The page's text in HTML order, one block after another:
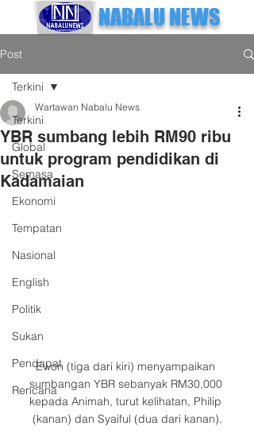
NABALU NEWS
Post
Terkini
Global
Semasa
Ekonomi
Tempatan
Nasional
English
Politik
Sukan
Pendapat
Rencana
Terkini
YBR sumbang lebih RM90 ribu
untuk program pendidikan di
Kadamaian
Wartawan Nabalu News
Ewon (tiga dari kiri) menyampaikan
sumbangan YBR sebanyak RM30,000
kepada Animah, turut kelihatan, Philip
(kanan) dan Syaiful (dua dari kanan).